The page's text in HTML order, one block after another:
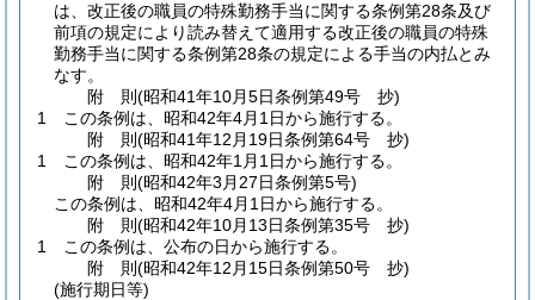
は、改正後の職員の特殊勤務手当に関する条例第28条及び
前項の規定により読み替えて適用する改正後の職員の特殊
勤務手当に関する条例第28条の規定による手当の内払とみ
なす。
附 則(昭和41年10月5日条例第49号 抄)
1
この条例は、昭和42年4月1日から施行する。
附 則(昭和41年12月19日条例第64号 抄)
1
この条例は、昭和42年1月1日から施行する。
附 則(昭和42年3月27日条例第5号)
この条例は、昭和42年4月1日から施行する。
附 則(昭和42年10月13日条例第35号 抄)
1
この条例は、公布の日から施行する。
附 則(昭和42年12月15日条例第50号 抄)
(施行期日等)